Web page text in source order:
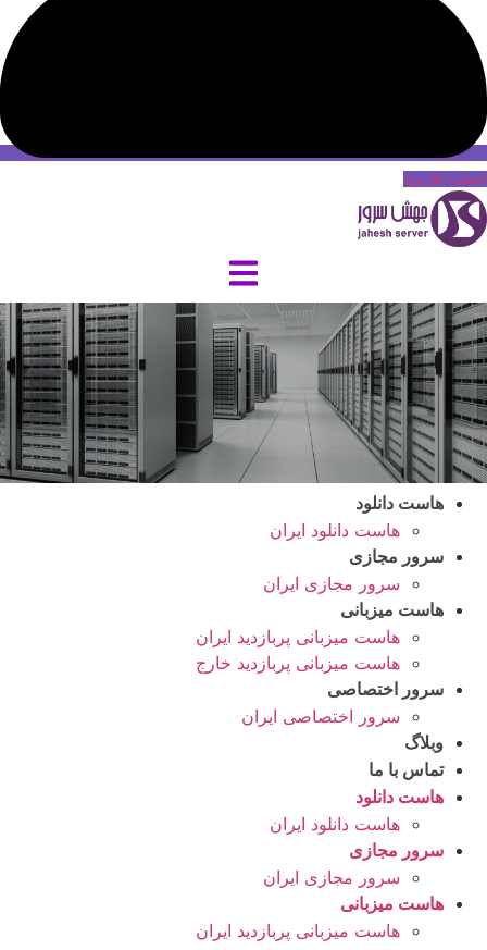
حساب کاربری
هاست دانلود
هاست دانلود ایران
سرور مجازی
سرور مجازی ایران
هاست میزبانی
هاست میزبانی پربازدید ایران
هاست میزبانی پربازدید خارج
سرور اختصاصی
سرور اختصاصی ایران
وبلاگ
تماس با ما
هاست دانلود
هاست دانلود ایران
سرور مجازی
سرور مجازی ایران
هاست میزبانی
هاست میزبانی پربازدید ایران